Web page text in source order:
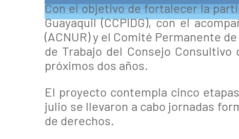
Con el objetivo de fortalecer la
Guayaquil (CCPIDG), con el
(ACNUR) y el Comité Permanente
de Trabajo del Consejo
próximos dos años.
El proyecto contempla cinco
julio se llevaron a cabo jornadas
de derechos.